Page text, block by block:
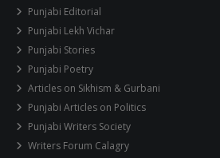
Punjabi Editorial
Punjabi Lekh Vichar
Punjabi Stories
Punjabi Poetry
Articles on Sikhism & Gurbani
Punjabi Articles on Politics
Punjabi Writers Society
Writers Forum Calagry